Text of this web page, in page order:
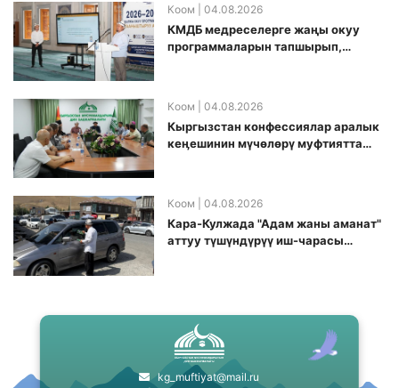
Коом | 04.08.2026
КМДБ медреселерге жаңы окуу
программаларын тапшырып,
Коом | 04.08.2026
Кыргызстан конфессиялар аралык
кеӊешинин мүчөлөрү муфтиятта
Коом | 04.08.2026
Кара-Кулжада "Адам жаны аманат"
аттуу түшүндүрүү иш-чарасы
kg_muftiyat@mail.ru